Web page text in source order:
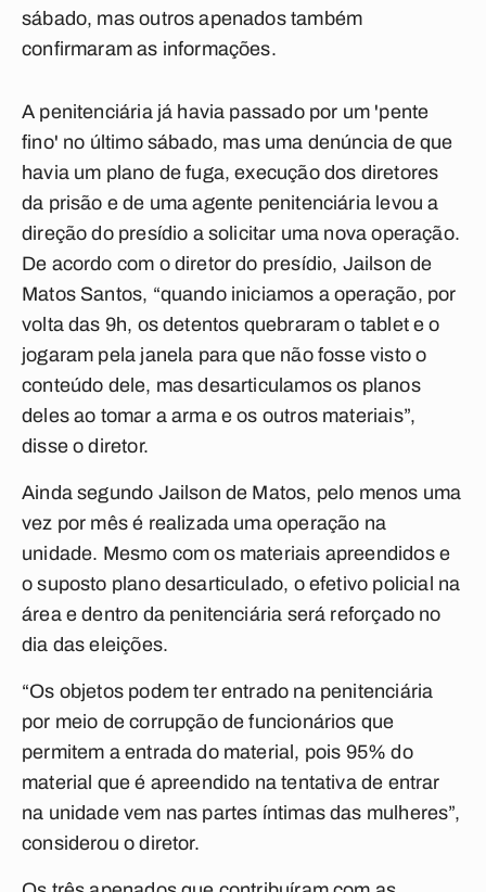
sábado, mas outros apenados também
confirmaram as informações.
A penitenciária já havia passado por um 'pente
fino' no último sábado, mas uma denúncia de que
havia um plano de fuga, execução dos diretores
da prisão e de uma agente penitenciária levou a
direção do presídio a solicitar uma nova operação.
De acordo com o diretor do presídio, Jailson de
Matos Santos, “quando iniciamos a operação, por
volta das 9h, os detentos quebraram o tablet e o
jogaram pela janela para que não fosse visto o
conteúdo dele, mas desarticulamos os planos
deles ao tomar a arma e os outros materiais”,
disse o diretor.
Ainda segundo Jailson de Matos, pelo menos uma
vez por mês é realizada uma operação na
unidade. Mesmo com os materiais apreendidos e
o suposto plano desarticulado, o efetivo policial na
área e dentro da penitenciária será reforçado no
dia das eleições.
“Os objetos podem ter entrado na penitenciária
por meio de corrupção de funcionários que
permitem a entrada do material, pois 95% do
material que é apreendido na tentativa de entrar
na unidade vem nas partes íntimas das mulheres”,
considerou o diretor.